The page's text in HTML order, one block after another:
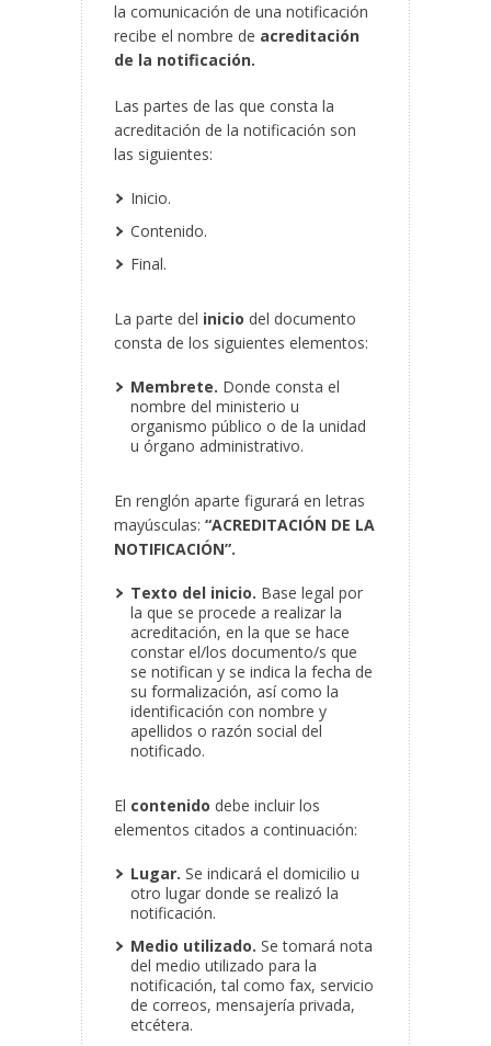
la comunicación de una notificación
recibe el nombre de acreditación
de la notificación.
Las partes de las que consta la
acreditación de la notificación son
las siguientes:
Inicio.
Contenido.
Final.
La parte del inicio del documento
consta de los siguientes elementos:
Membrete. Donde consta el
nombre del ministerio u
organismo público o de la unidad
u órgano administrativo.
En renglón aparte figurará en letras
mayúsculas: “ACREDITACIÓN DE LA
NOTIFICACIÓN”.
Texto del inicio. Base legal por
la que se procede a realizar la
acreditación, en la que se hace
constar el/los documento/s que
se notifican y se indica la fecha de
su formalización, así como la
identificación con nombre y
apellidos o razón social del
notificado.
El contenido debe incluir los
elementos citados a continuación:
Lugar. Se indicará el domicilio u
otro lugar donde se realizó la
notificación.
Medio utilizado. Se tomará nota
del medio utilizado para la
notificación, tal como fax, servicio
de correos, mensajería privada,
etcétera.